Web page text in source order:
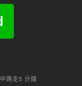
路走5 分鐘